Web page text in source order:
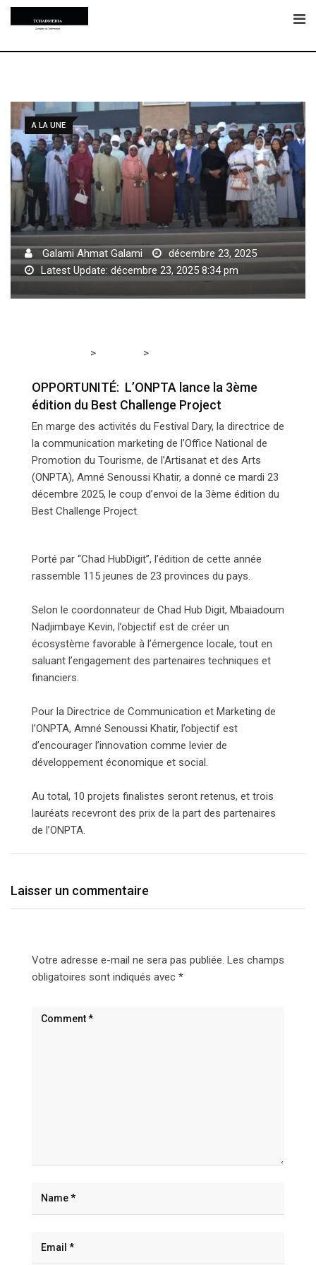
Skip
A LA UNE
Galami Ahmat Galami
décembre 23, 2025
Latest Update: décembre 23, 2025 8:34 pm
> >
OPPORTUNITÉ: L’ONPTA lance la 3ème
édition du Best Challenge Project
En marge des activités du Festival Dary, la directrice de
la communication marketing de l’Office National de
Promotion du Tourisme, de l’Artisanat et des Arts
(ONPTA), Amné Senoussi Khatir, a donné ce mardi 23
décembre 2025, le coup d’envoi de la 3ème édition du
Best Challenge Project.
Porté par “Chad HubDigit”, l’édition de cette année
rassemble 115 jeunes de 23 provinces du pays.
Selon le coordonnateur de Chad Hub Digit, Mbaiadoum
Nadjimbaye Kevin, l’objectif est de créer un
écosystème favorable à l’émergence locale, tout en
saluant l’engagement des partenaires techniques et
financiers.
Pour la Directrice de Communication et Marketing de
l’ONPTA, Amné Senoussi Khatir, l’objectif est
d’encourager l’innovation comme levier de
développement économique et social.
Au total, 10 projets finalistes seront retenus, et trois
lauréats recevront des prix de la part des partenaires
de l’ONPTA.
Laisser un commentaire
Votre adresse e-mail ne sera pas publiée. Les champs
obligatoires sont indiqués avec *